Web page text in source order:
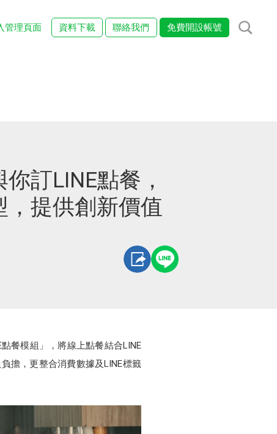
管理頁面 資料下載 聯絡我們 免費開設帳號
訂LINE點餐，
，提供創新價值
餐模組」，將線上點餐結合LINE
擔，更整合消費數據及LINE標籤